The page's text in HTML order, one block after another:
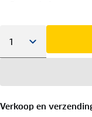
Verkoop en